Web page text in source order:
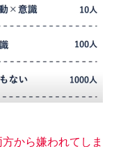
から嫌われてしま